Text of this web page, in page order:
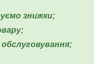
знижки;
обслуговування;